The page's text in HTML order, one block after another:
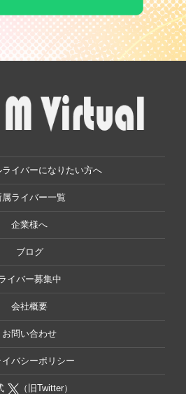
イバーになりたい方へ
属ライバー一覧
企業様へ
ブログ
イバー募集中
会社概要
お問い合わせ
イバシーポリシー
（旧Twitter）